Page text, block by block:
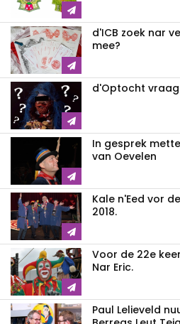
d'ICB zoek nar
mee?
d'Optocht
In gesprek
van Oevelen
Kale n'Eed vor
2018.
Voor de 22e
Nar Eric.
Paul Lelieveld